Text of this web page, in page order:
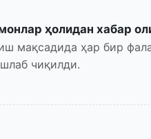
ҳолидан хабар
мақсадида ҳар бир
чиқилди.